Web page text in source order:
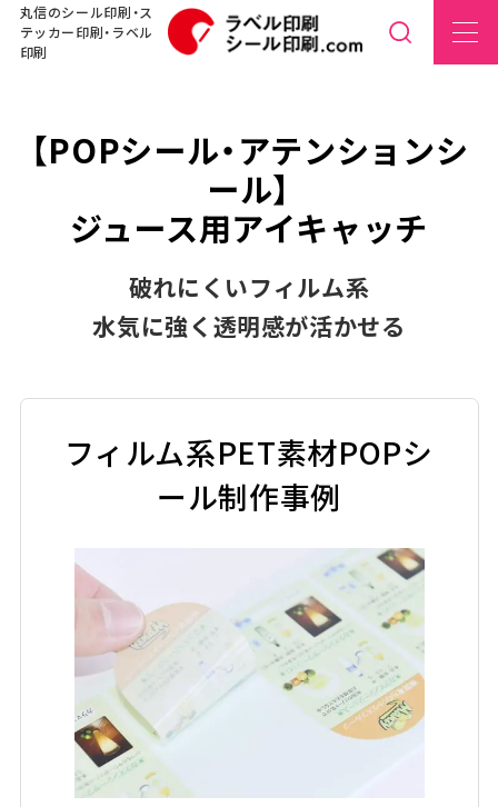
丸信のシール印刷・ス
テッカー印刷・ラベル
印刷
【POPシール・アテンションシ
ール】
ジュース用アイキャッチ
破れにくいフィルム系
水気に強く透明感が活かせる
フィルム系PET素材POPシ
ール制作事例